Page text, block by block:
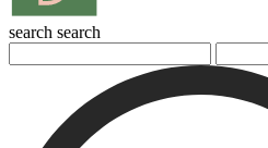
search search